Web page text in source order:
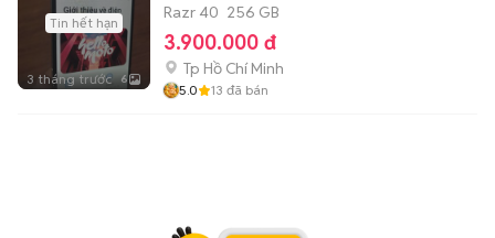
Tin hết hạn
3 tháng trước 6
Razr 40 256 GB
3.900.000 đ
Tp Hồ Chí Minh
5.0 13 đã bán